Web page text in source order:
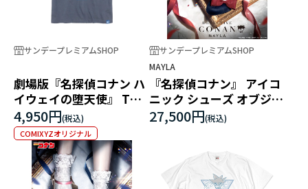
サンデープレミアムSHOP
劇場版『名探偵コナン ハ
イウェイの堕天使』 Tシ
ャツ
4,950円
COMIXYZオリジナル
サンデープレミアムSHOP
MAYLA
『名探偵コナン』 アイコ
ニック シューズ オブジェ
パンプス[BL]江戸川コナ
27,500円